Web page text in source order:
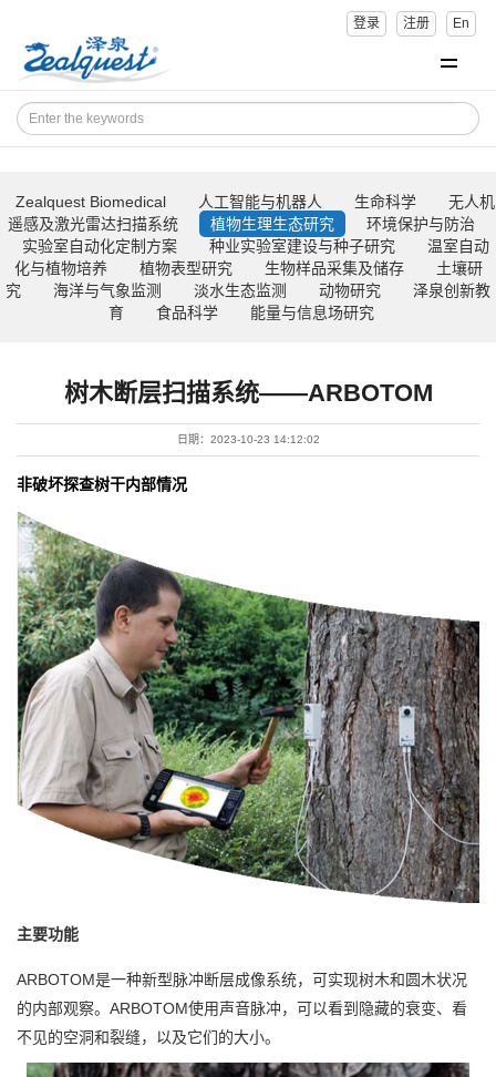
登录 注册 En
Zealquest Biomedical 人工智能与机器人 生命科学
无人机
遥感及激光雷达扫描系统
植物生理生态研究
环境保护与防治
实验室自动化定制方案
种业实验室建设与种子研究
温室自动
化与植物培养
植物表型研究 生物样品采集及储存
土壤研
究
海洋与气象监测 淡水生态监测 动物研究
泽泉创新教
育
食品科学 能量与信息场研究
树木断层扫描系统——ARBOTOM
日期：2023-10-23 14:12:02
非破坏探查树干内部情况
主要功能
ARBOTOM是一种新型脉冲断层成像系统，可实现树木和圆木状况
的内部观察。ARBOTOM使用声音脉冲，可以看到隐藏的衰变、看
不见的空洞和裂缝，以及它们的大小。